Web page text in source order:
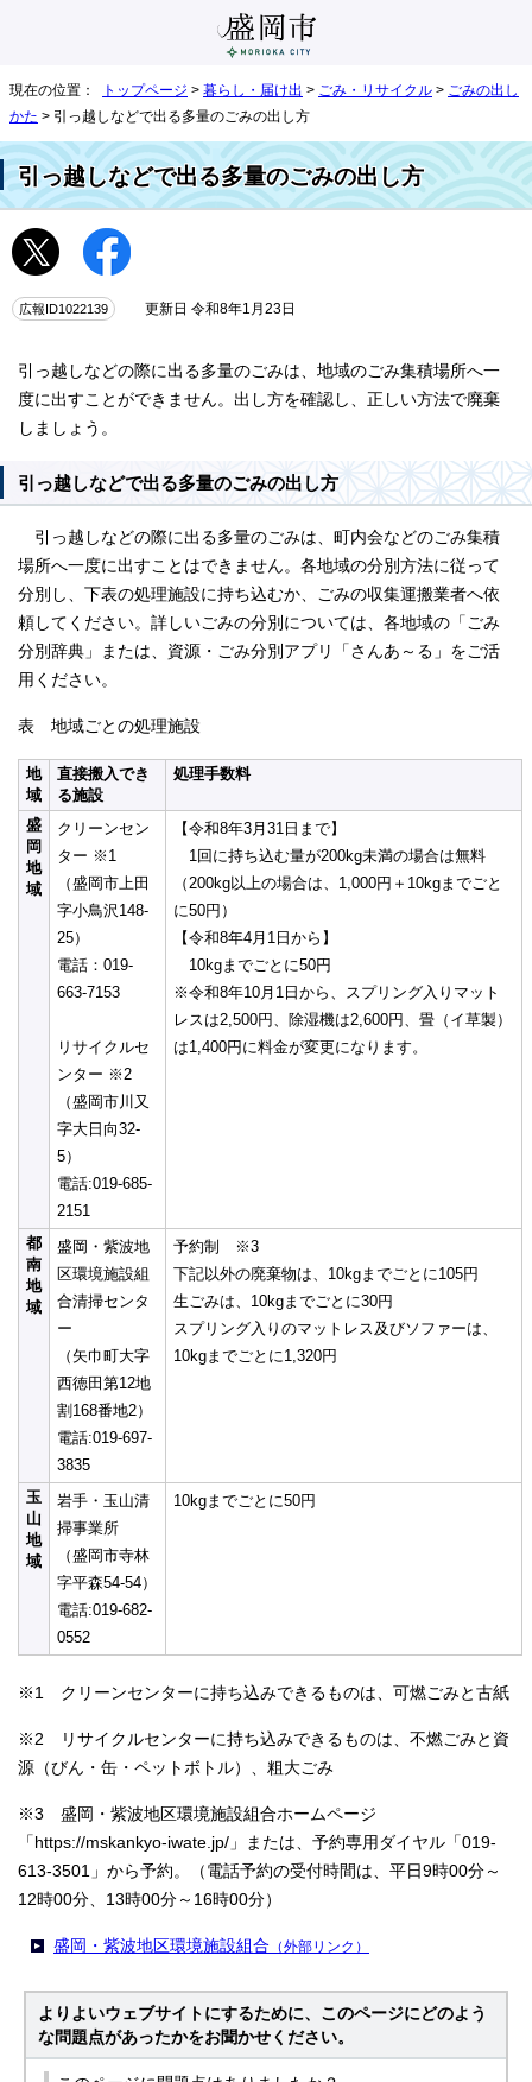
現在の位置： トップページ > 暮らし・届け出 > ごみ・リサイクル > ごみの出し
かた > 引っ越しなどで出る多量のごみの出し方
引っ越しなどで出る多量のごみの出し方
広報ID1022139 更新日 令和8年1月23日
引っ越しなどの際に出る多量のごみは、地域のごみ集積場所へ一
度に出すことができません。出し方を確認し、正しい方法で廃棄
しましょう。
引っ越しなどで出る多量のごみの出し方
引っ越しなどの際に出る多量のごみは、町内会などのごみ集積
場所へ一度に出すことはできません。各地域の分別方法に従って
分別し、下表の処理施設に持ち込むか、ごみの収集運搬業者へ依
頼してください。詳しいごみの分別については、各地域の「ごみ
分別辞典」または、資源・ごみ分別アプリ「さんあ～る」をご活
用ください。
表 地域ごとの処理施設
地
域
直接搬入でき
る施設
処理手数料
盛
岡
地
域
クリーンセン
ター ※1
（盛岡市上田
字小鳥沢148-
25）
電話：019-
663-7153
リサイクルセ
ンター ※2
（盛岡市川又
字大日向32-
5）
電話:019-685-
2151
【令和8年3月31日まで】
1回に持ち込む量が200kg未満の場合は無料
（200kg以上の場合は、1,000円＋10kgまでごと
に50円）
【令和8年4月1日から】
10kgまでごとに50円
※令和8年10月1日から、スプリング入りマット
レスは2,500円、除湿機は2,600円、畳（イ草製）
は1,400円に料金が変更になります。
都
南
地
域
盛岡・紫波地
区環境施設組
合清掃センタ
ー
（矢巾町大字
西徳田第12地
割168番地2）
電話:019-697-
3835
予約制 ※3
下記以外の廃棄物は、10kgまでごとに105円
生ごみは、10kgまでごとに30円
スプリング入りのマットレス及びソファーは、
10kgまでごとに1,320円
玉
山
地
域
岩手・玉山清
掃事業所
（盛岡市寺林
字平森54-54）
電話:019-682-
0552
10kgまでごとに50円
※1 クリーンセンターに持ち込みできるものは、可燃ごみと古紙
※2 リサイクルセンターに持ち込みできるものは、不燃ごみと資
源（びん・缶・ペットボトル）、粗大ごみ
※3 盛岡・紫波地区環境施設組合ホームページ
「https://mskankyo-iwate.jp/」または、予約専用ダイヤル「019-
613-3501」から予約。（電話予約の受付時間は、平日9時00分～
12時00分、13時00分～16時00分）
盛岡・紫波地区環境施設組合 （外部リンク）
よりよいウェブサイトにするために、このページにどのよう
な問題点があったかをお聞かせください。